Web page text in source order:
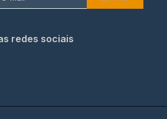
redes sociais